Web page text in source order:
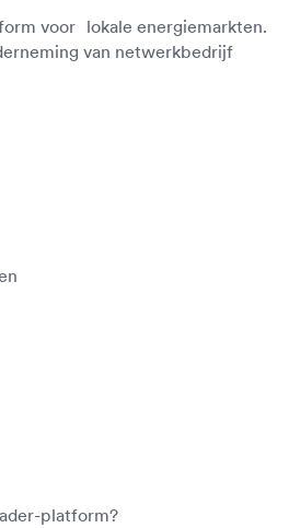
voor lokale energiemarkten.
van netwerkbedrijf
platform?